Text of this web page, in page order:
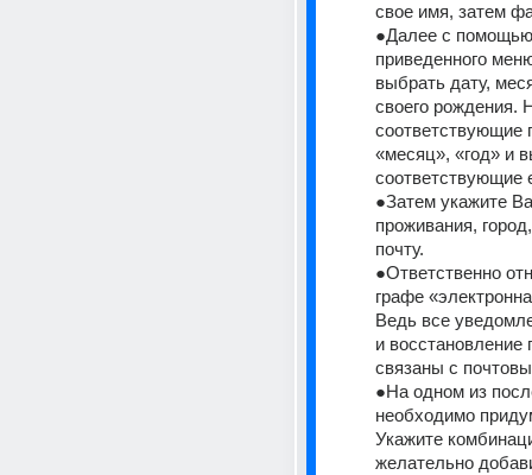
свое имя, затем
●Далее с помощью
приведенного
выбрать дату,
своего рождения.
соответствующие
«месяц», «год» и
соответствующие
●Затем укажите
проживания,
почту.
●Ответственно
графе
Ведь все
и восстановление
связаны с
●На одном из
необходимо
Укажите
желательно